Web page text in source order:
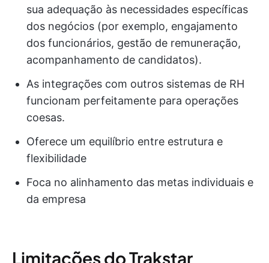
sua adequação às necessidades específicas
dos negócios (por exemplo, engajamento
dos funcionários, gestão de remuneração,
acompanhamento de candidatos).
As integrações com outros sistemas de RH
funcionam perfeitamente para operações
coesas.
Oferece um equilíbrio entre estrutura e
flexibilidade
Foca no alinhamento das metas individuais e
da empresa
Limitações do Trakstar